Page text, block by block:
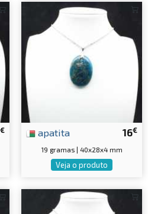
€ 16€
apatita
19 gramas | 40x28x4 mm
Veja o produto